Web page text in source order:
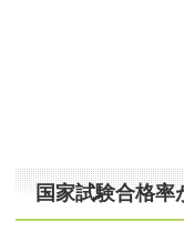
国家試験合格率